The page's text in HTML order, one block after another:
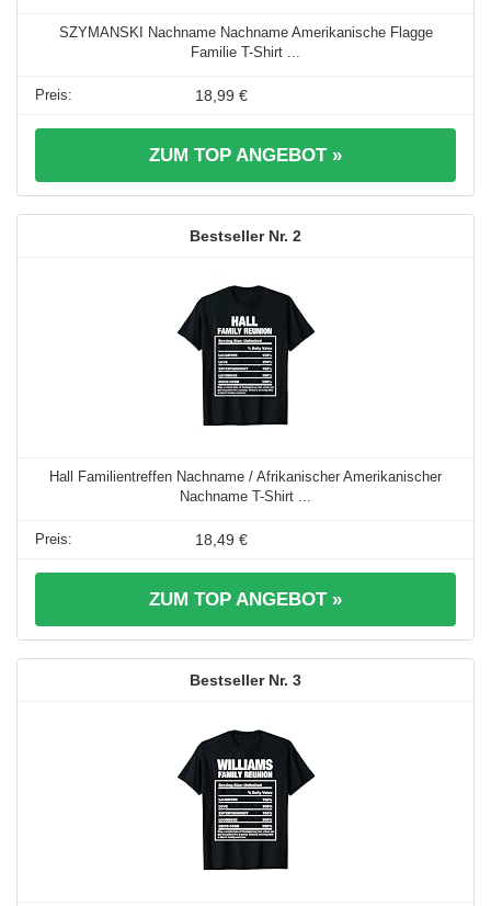
SZYMANSKI Nachname Nachname Amerikanische Flagge
Familie T-Shirt ...
18,99 €
ZUM TOP ANGEBOT »
2
Hall Familientreffen Nachname / Afrikanischer Amerikanischer
Nachname T-Shirt ...
18,49 €
ZUM TOP ANGEBOT »
3